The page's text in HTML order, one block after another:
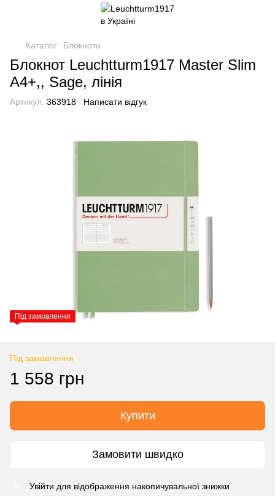
Каталог Блокноти
Блокнот Leuchtturm1917 Master Slim
A4+,, Sage, лінія
Артикул: 363918 Написати відгук
Під замовлення
Під замовлення
1 558 грн
Купити
Замовити швидко
Увійти для відображення накопичувальної знижки